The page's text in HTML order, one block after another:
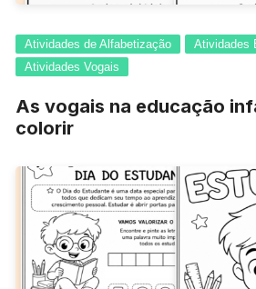
Atividades de Alfabetização
Atividades
Atividades Vogais
As vogais na educação
colorir